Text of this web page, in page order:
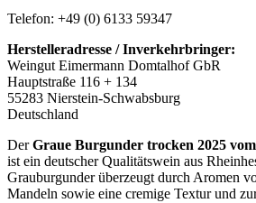
Telefon: +49 (0) 6133 59347
Herstelleradresse / Inverkehrbringer:
Weingut Eimermann Domtalhof GbR
Hauptstraße 116 + 134
55283 Nierstein-Schwabsburg
Deutschland
DerGraue Burgunder trocken 2025
ist ein deutscher Qualitätswein aus
Grauburgunder überzeugt durch Aromen
Mandeln sowie eine cremige Textur und